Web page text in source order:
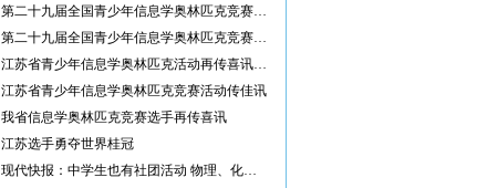
第二十九届全国青少年信息学奥林匹克竞赛（NOI2012）在江苏省常州高级中学隆重开幕
第二十九届全国青少年信息学奥林匹克竞赛（NOI2012）在常州顺利落幕
江苏省青少年信息学奥林匹克活动再传喜讯——我省选手顾昱洲同学勇夺国际信息学奥赛金牌
江苏省青少年信息学奥林匹克竞赛活动传佳讯
我省信息学奥林匹克竞赛选手再传喜讯
江苏选手勇夺世界桂冠
现代快报：中学生也有社团活动 物理、化学不再枯燥无味